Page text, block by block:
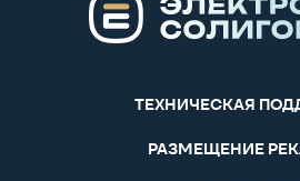
ТЕХНИЧЕСКАЯ
РАЗМЕЩЕНИЕ